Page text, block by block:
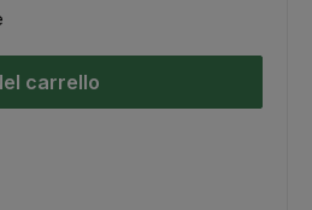
o usa i pulsanti per
carrello